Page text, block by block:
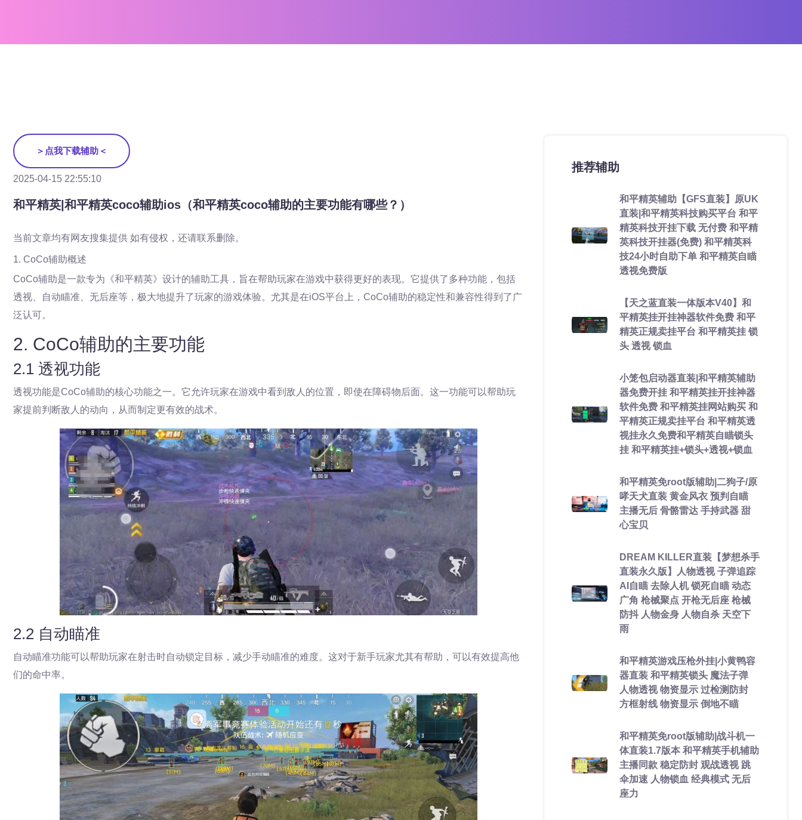
＞点我下载辅助＜
2025-04-15 22:55:10
和平精英|和平精英coco辅助ios（和平精英coco辅助的主要功能有哪些？）
当前文章均有网友搜集提供 如有侵权，还请联系删除。
1. CoCo辅助概述
CoCo辅助是一款专为《和平精英》设计的辅助工具，旨在帮助玩家在游戏中获得更好的表现。它提供了多种功能，包括
透视、自动瞄准、无后座等，极大地提升了玩家的游戏体验。尤其是在iOS平台上，CoCo辅助的稳定性和兼容性得到了广
泛认可。
2. CoCo辅助的主要功能
2.1 透视功能
透视功能是CoCo辅助的核心功能之一。它允许玩家在游戏中看到敌人的位置，即使在障碍物后面。这一功能可以帮助玩
家提前判断敌人的动向，从而制定更有效的战术。
2.2 自动瞄准
自动瞄准功能可以帮助玩家在射击时自动锁定目标，减少手动瞄准的难度。这对于新手玩家尤其有帮助，可以有效提高他
们的命中率。
推荐辅助
和平精英辅助【GFS直装】原UK
直装|和平精英科技购买平台 和平
精英科技开挂下载 无付费 和平精
英科技开挂器(免费) 和平精英科
技24小时自助下单 和平精英自瞄
透视免费版
【天之蓝直装一体版本V40】和
平精英挂开挂神器软件免费 和平
精英正规卖挂平台 和平精英挂 锁
头 透视 锁血
小笼包启动器直装|和平精英辅助
器免费开挂 和平精英挂开挂神器
软件免费 和平精英挂网站购买 和
平精英正规卖挂平台 和平精英透
视挂永久免费和平精英自瞄锁头
挂 和平精英挂+锁头+透视+锁血
和平精英免root版辅助|二狗子/原
哮天犬直装 黄金风衣 预判自瞄
主播无后 骨骼雷达 手持武器 甜
心宝贝
DREAM KILLER直装【梦想杀手
直装永久版】人物透视 子弹追踪
AI自瞄 去除人机 锁死自瞄 动态
广角 枪械聚点 开枪无后座 枪械
防抖 人物金身 人物自杀 天空下
雨
和平精英游戏压枪外挂|小黄鸭容
器直装 和平精英锁头 魔法子弹
人物透视 物资显示 过检测防封
方框射线 物资显示 倒地不瞄
和平精英免root版辅助|战斗机一
体直装1.7版本 和平精英手机辅助
主播同款 稳定防封 观战透视 跳
伞加速 人物锁血 经典模式 无后
座力